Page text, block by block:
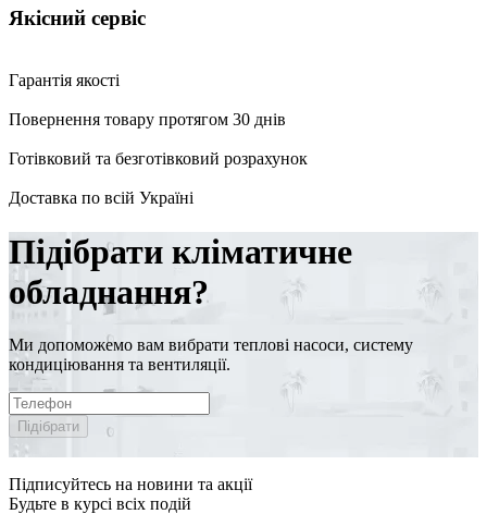
Якісний сервіс
Гарантія якості
Повернення товару протягом 30 днів
Готівковий та безготівковий розрахунок
Доставка по всій Україні
Підібрати кліматичне
обладнання?
Ми допоможемо вам вибрати теплові насоси, систему
кондиціювання та вентиляції.
Підібрати
Підписуйтесь на новини та акції
Будьте в курсі всіх подій